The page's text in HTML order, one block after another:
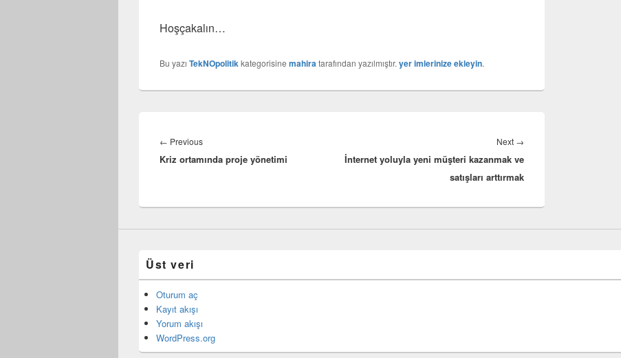
Hoşçakalın…
Bu yazı TekNOpolitikkategorisine mahiratarafından yazılmıştır. yer imlerinize ekleyin.
gezinmesi
← PreviousPrevious
post:
Kriz ortamında proje yönetimi
Next →
post:
İnternet yoluyla yeni müşteri kazanmak ve
satışları arttırmak
Üst veri
Oturum aç
Kayıt akışı
Yorum akışı
WordPress.org